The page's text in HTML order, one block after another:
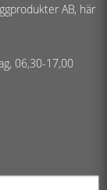
AB, här
06,30-17,00